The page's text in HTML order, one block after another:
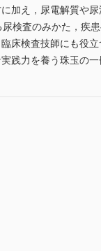
加え，尿電解質や尿
検査のみかた，疾
床検査技師にも役立
践力を養う珠玉の一